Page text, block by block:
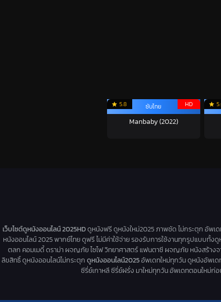
5.8 HD
ซับไทย
Manbaby (2022)
เว็บไซต์ดูหนังออนไลน์ 2025HDดูหนังฟรี ดูหนังใหม่2025 ภาพชัด ไม่กระตุก อัพเ
หนังออนไลน์ 2025 พากย์ไทย ดูฟรี ไม่มีค่าใช้จ่าย รองรับการใช้งานทุกรูปแบบทั้
ตลก คอมเมดี้ ดราม่า ผจญภัย ไซไฟ วิทยาศาสตร์ แฟนตาซี ผจญภัย หนังสร้างจ
ลิขสิทธิ์ ดูหนังออนไลน์ไม่กระตุกดูหนังออนไลน์2025อัพเดทใหม่ทุกวัน ดูหนังอัพเด
ซีรี่ย์เกาหลี ซีรี่ย์ฝรั่ง มาใหม่ทุกวัน อัพเดทตอนใหม่ก่